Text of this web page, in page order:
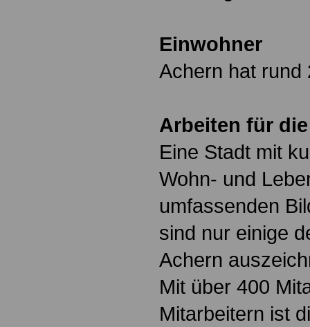
Einwohner
Achern hat rund
Arbeiten für
Eine Stadt mit
Wohn- und
umfassenden
sind nur einige
Achern
Mit über 400
Mitarbeitern ist